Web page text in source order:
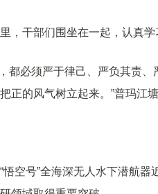
，干部们围坐在一起，认真学
都必须严于律己、严负其责
的风气树立起来。”普玛江
空号”全海深无人水下潜航